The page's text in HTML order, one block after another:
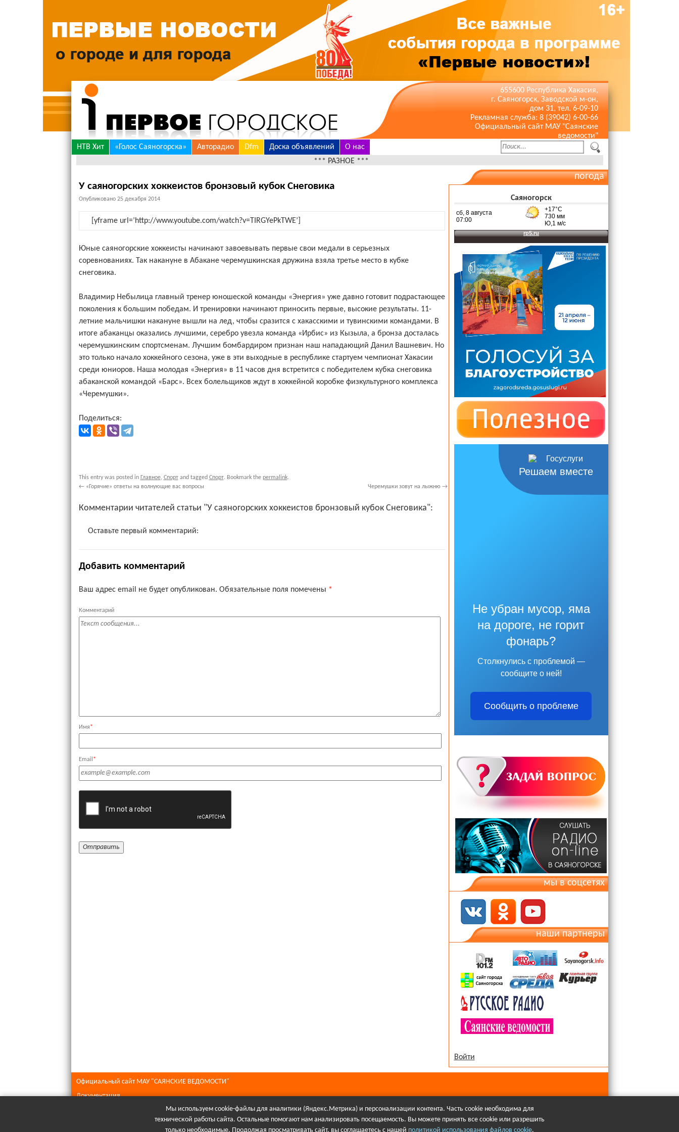
655600 Республика Хакасия,
г. Саяногорск, Заводской м-он,
дом 31, тел. 6-09-10
Рекламная служба: 8 (39042) 6-00-66
Официальный сайт МАУ "Саянские
ведомости"
Skip
НТВ Хит «Голос Саяногорска» Авторадио Dfm Доска объявлений
О нас
*** РАЗНОЕ ***
У саяногорских хоккеистов бронзовый кубок Снеговика
Опубликовано25 декабря 2014
[yframe url=’http://www.youtube.com/watch?v=TIRGYePkTWE’]
Юные саяногорские хоккеисты начинают завоевывать первые свои медали в серьезных
соревнованиях. Так накануне в Абакане черемушкинская дружина взяла третье место в кубке
снеговика.
Владимир Небылица главный тренер юношеской команды «Энергия» уже давно готовит подрастающее
поколения к большим победам. И тренировки начинают приносить первые, высокие результаты. 11-
летние мальчишки накануне вышли на лед, чтобы сразится с хакасскими и тувинскими командами. В
итоге абаканцы оказались лучшими, серебро увезла команда «Ирбис» из Кызыла, а бронза досталась
черемушкинским спортсменам. Лучшим бомбардиром признан наш нападающий Данил Вашневич. Но
это только начало хоккейного сезона, уже в эти выходные в республике стартуем чемпионат Хакасии
среди юниоров. Наша молодая «Энергия» в 11 часов дня встретится с победителем кубка снеговика
абаканской командой «Барс». Всех болельщиков ждут в хоккейной коробке физкультурного комплекса
«Черемушки».
Поделиться:
This entry was posted in Главное, Спортand tagged Спорт. Bookmark the permalink.
←«Горячие» ответы на волнующие вас вопросы Черемушки зовут на лыжню →
Комментарии читателей статьи "У саяногорских хоккеистов бронзовый кубок Снеговика":
Оставьте первый комментарий:
Добавить комментарий
Ваш адрес email не будет опубликован. Обязательные поля помечены *
Комментарий
Имя*
Email *
погода
Саяногорск
Решаем вместе
Не убран мусор, яма
на дороге, не горит
фонарь?
Столкнулись с проблемой —
сообщите о ней!
Сообщить о проблеме
мы в соцсетях
наши партнеры
Войти
Официальный сайт МАУ "САЯНСКИЕ ВЕДОМОСТИ"
Документация
При полном или частичном использовании материалов в Интернете гиперссылка на сайт Первое городского телевидения обязательна.
Мы используем cookie-файлы для аналитики (Яндекс.Метрика) и персонализации контента. Часть cookie необходима для
технической работы сайта. Остальные помогают нам анализировать посещаемость. Вы можете принять все cookie или разрешить
только необходимые. Продолжая просматривать сайт, вы соглашаетесь с нашей политикой использования файлов cookie.